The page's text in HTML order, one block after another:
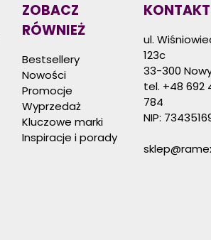
ZOBACZ
RÓWNIEŻ
Bestsellery
Nowości
Promocje
Wyprzedaż
Kluczowe marki
Inspiracje i porady
KONTAKT
ul.
123c
33-300
tel. +48 692
784
NIP: